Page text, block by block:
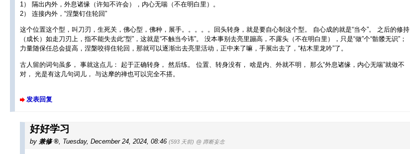
1） 隔出内外，外息诸缘（许知不许会），内心无喘（不在明白里）。
2） 连接内外，“涅槃钉住轮回”
这个位置这个型，叫刀刃，生死关，佛心型，佛种，展手。。。。。回头转身，就是要自心制这个型。 自心成的就是“当今”。 之后的修持
（成长）如走刀刃上，指不能失去此“型”，这就是“不触当今讳”。 没本事别去亮里蹦高，不露头（不在明白里），只是“做”个“骷髅无识”；
力量随保任总会提高，涅槃咬得住轮回，那就可以逐渐出去亮里活动，正中来了嘛，手展出去了，“枯木里龙吟”了。
古人留的词句虽多， 事就这点儿： 起于正确转身， 然后练。 位置、转身没有， 啥是内、外就不明， 那么“外息诸缘，内心无喘”就做不
对， 光是有这几句词儿， 与达摩的禅也可以完全不搭。
发表回复
好好学习
by 兼修 Tuesday, December 24, 2024, 08:46 (593 天前) @ 蹲断妄念